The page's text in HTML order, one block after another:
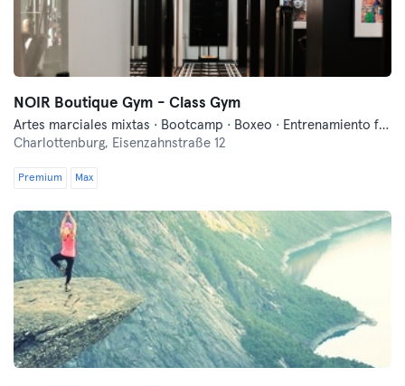
NOIR Boutique Gym - Class Gym
Artes marciales mixtas · Bootcamp · Boxeo · Entrenamiento funcional · Fitness · Pilates · Running · Yoga
Charlottenburg, Eisenzahnstraße 12
Premium Max